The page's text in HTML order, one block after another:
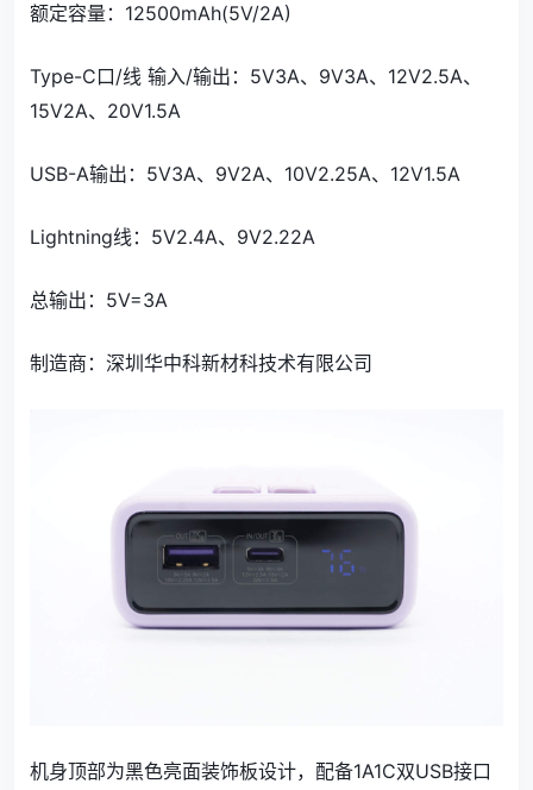
额定容量：12500mAh(5V/2A)
Type-C口/线 输入/输出：5V3A、9V3A、12V2.5A、
15V2A、20V1.5A
USB-A输出：5V3A、9V2A、10V2.25A、12V1.5A
Lightning线：5V2.4A、9V2.22A
总输出：5V=3A
制造商：深圳华中科新材科技术有限公司
机身顶部为黑色亮面装饰板设计，配备1A1C双USB接口